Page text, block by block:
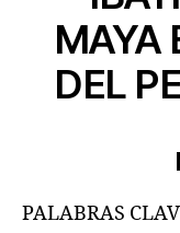
MAYA
DEL
PALABRAS